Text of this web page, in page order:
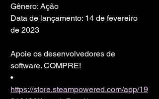
Gênero: Ação
Data de lançamento: 14 de fevereiro
de 2023
Apoie os desenvolvedores de
software. COMPRE!
•
https://store.steampowered.com/app/19